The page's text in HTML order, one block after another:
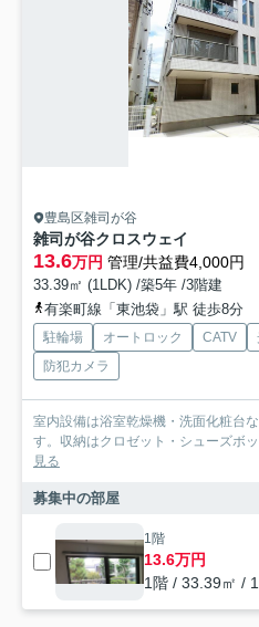
豊島区雑司が谷
雑司が谷クロスウェイ
13.6万円 管理/共益費4,000円
33.39㎡ (1LDK) /築5年 /3階建
有楽町線「東池袋」駅 徒歩8分
駐輪場 オートロック CATV
防犯カメラ
室内設備は浴室乾燥機・洗面化粧台
す。収納はクロゼット・シューズボ
見る
募集中の部屋
1階
13.6万円
1階 / 33.39㎡ /